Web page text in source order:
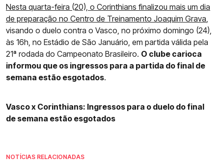
Nesta quarta-feira (20), o Corinthians finalizou mais um dia
de preparação no Centro de Treinamento Joaquim Grava,
visando o duelo contra o Vasco, no próximo domingo (24),
às 16h, no Estádio de São Januário, em partida válida pela
21ª rodada do Campeonato Brasileiro. O clube carioca
informou que os ingressos para a partida do final de
semana estão esgotados.
Vasco x Corinthians: Ingressos para o duelo do final
de semana estão esgotados
NOTÍCIAS RELACIONADAS